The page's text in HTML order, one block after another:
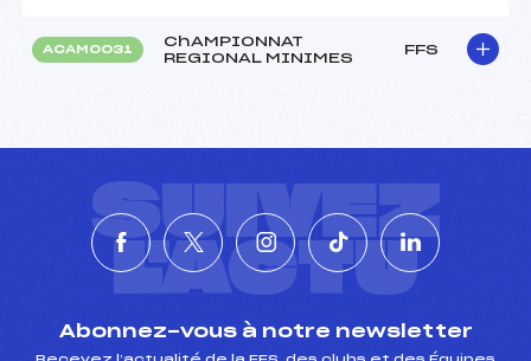
ACAM0031
ChAMPIONNAT
REGIONAL MINIMES
FFS
SUIVEZ
L'ACTU
Abonnez-vous à notre newsletter